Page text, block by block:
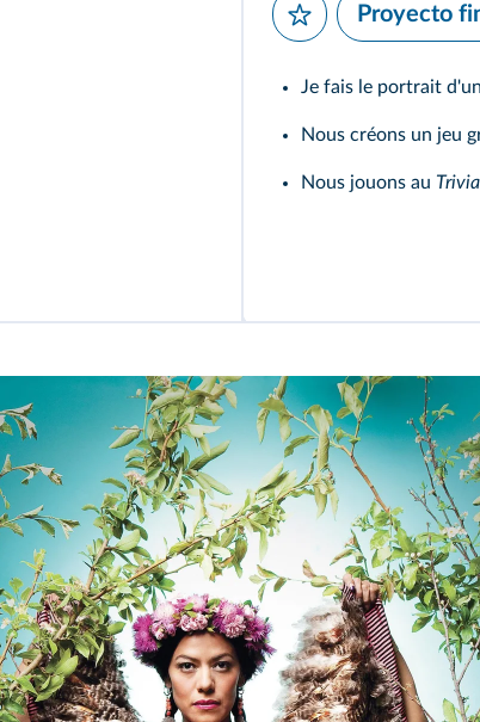
Proyecto
Je fais le portrait
Nous créons un jeu
Nous jouons au